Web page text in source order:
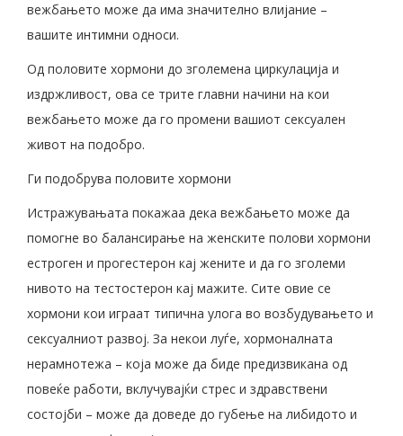
вежбањето може да има значително влијание –
вашите интимни односи.
Од половите хормони до зголемена циркулација и
издржливост, ова се трите главни начини на кои
вежбањето може да го промени вашиот сексуален
живот на подобро.
Ги подобрува половите хормони
Истражувањата покажаа дека вежбањето може да
помогне во балансирање на женските полови хормони
естроген и прогестерон кај жените и да го зголеми
нивото на тестостерон кај мажите. Сите овие се
хормони кои играат типична улога во возбудувањето и
сексуалниот развој. За некои луѓе, хормоналната
нерамнотежа – која може да биде предизвикана од
повеќе работи, вклучувајќи стрес и здравствени
состојби – може да доведе до губење на либидото и